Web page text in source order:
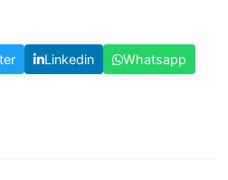
Linkedin
Whatsapp